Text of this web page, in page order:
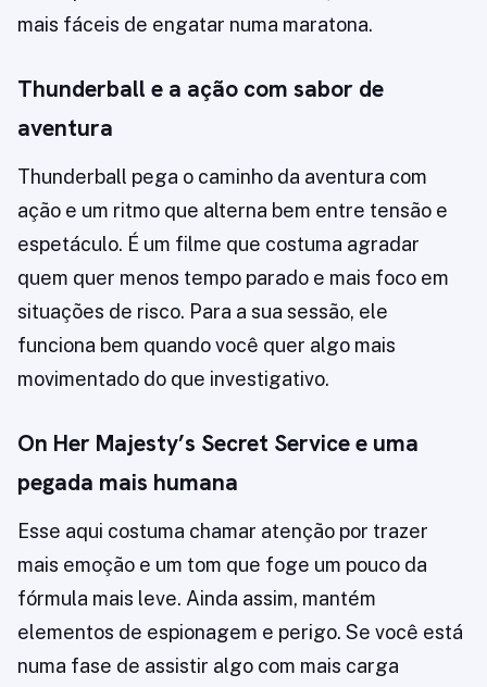
mais fáceis de engatar numa maratona.
Thunderball e a ação com sabor de
aventura
Thunderball pega o caminho da aventura com
ação e um ritmo que alterna bem entre tensão e
espetáculo. É um filme que costuma agradar
quem quer menos tempo parado e mais foco em
situações de risco. Para a sua sessão, ele
funciona bem quando você quer algo mais
movimentado do que investigativo.
On Her Majesty’s Secret Service e uma
pegada mais humana
Esse aqui costuma chamar atenção por trazer
mais emoção e um tom que foge um pouco da
fórmula mais leve. Ainda assim, mantém
elementos de espionagem e perigo. Se você está
numa fase de assistir algo com mais carga